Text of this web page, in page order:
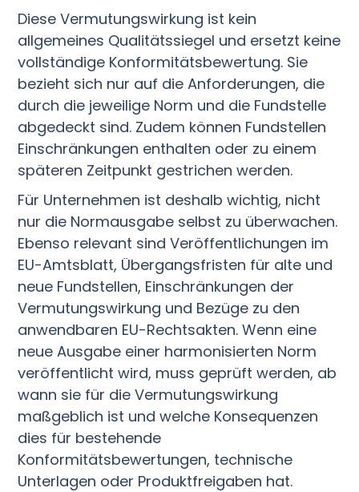
Diese Vermutungswirkung ist kein
allgemeines Qualitätssiegel und ersetzt keine
vollständige Konformitätsbewertung. Sie
bezieht sich nur auf die Anforderungen, die
durch die jeweilige Norm und die Fundstelle
abgedeckt sind. Zudem können Fundstellen
Einschränkungen enthalten oder zu einem
späteren Zeitpunkt gestrichen werden.
Für Unternehmen ist deshalb wichtig, nicht
nur die Normausgabe selbst zu überwachen.
Ebenso relevant sind Veröffentlichungen im
EU-Amtsblatt, Übergangsfristen für alte und
neue Fundstellen, Einschränkungen der
Vermutungswirkung und Bezüge zu den
anwendbaren EU-Rechtsakten. Wenn eine
neue Ausgabe einer harmonisierten Norm
veröffentlicht wird, muss geprüft werden, ab
wann sie für die Vermutungswirkung
maßgeblich ist und welche Konsequenzen
dies für bestehende
Konformitätsbewertungen, technische
Unterlagen oder Produktfreigaben hat.